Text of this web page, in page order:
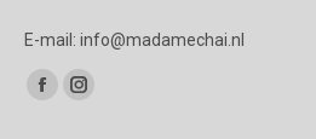
E-mail: info@madamechai.nl
Vind ons op:
FacebookInstagram